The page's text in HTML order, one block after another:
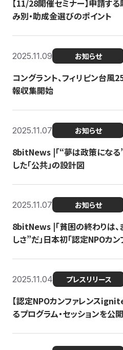
【11/28開催セミナー】申請す
み別・助成金選びのポイント
2025.11.09 お知らせ
コングラント、フィリピン台風
報収集開始
2025.11.07 お知らせ
8bitNews |「“夢は政策にな
した「公共」の設計図
2025.11.07 お知らせ
8bitNews |「貧困の終わりは
しさ”だ」日本初「認定NPOカン
2025.11.04 プレスリリース
【認定NPOカンファレンス
るプログラム・セッションを公